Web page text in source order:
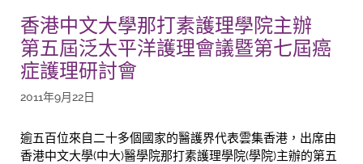
香港中文大學那打素護理學院主辦
第五屆泛太平洋護理會議暨第七屆癌
症護理研討會
2011年9月22日
逾五百位來自二十多個國家的醫護界代表雲集香港，出席由
香港中文大學(中大)醫學院那打素護理學院(學院)主辦的第五